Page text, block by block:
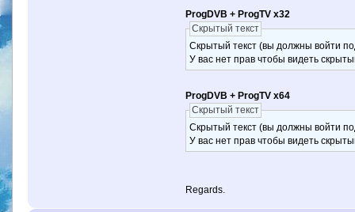
ProgDVB + ProgTV x32
Скрытый текст
Скрытый текст (вы должны войти
У вас нет прав чтобы видеть
ProgDVB + ProgTV x64
Скрытый текст
Скрытый текст (вы должны войти
У вас нет прав чтобы видеть
Regards.